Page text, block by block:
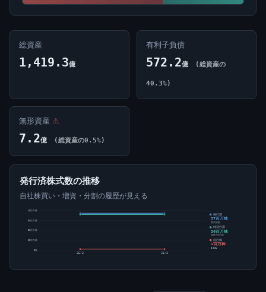
総資産
1,419.3億
有利子負債
572.2億 (総資産の
40.3%)
無形資産 ⚠
7.2億 (総資産の0.5%)
発行済株式数の推移
自社株買い・増資・分割の履歴が見える
0株
10百万株
20百万株
30百万株
40百万株
25/3 26/3
発行済
37百万株
株式総数
純発行済
36百万株
総数-自己株
自己株
1百万株
3.51%